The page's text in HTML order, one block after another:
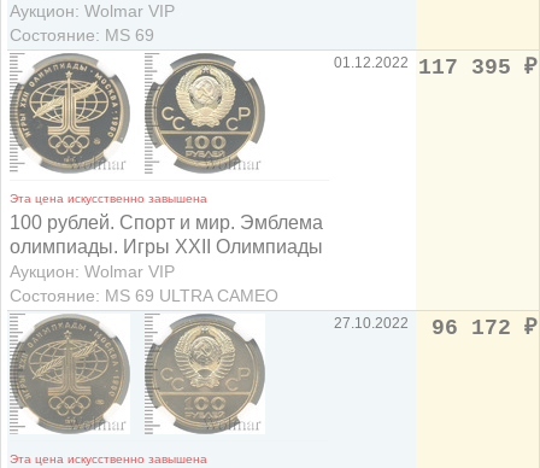
Аукцион: Wolmar VIP
Состояние: MS 69
Эта цена искусственно завышена
100 рублей. Спорт и мир. Эмблема
олимпиады. Игры XXII Олимпиады
Аукцион: Wolmar VIP
Состояние: MS 69 ULTRA CAMEO
01.12.2022 117 395 ₽
Эта цена искусственно завышена
27.10.2022 96 172 ₽